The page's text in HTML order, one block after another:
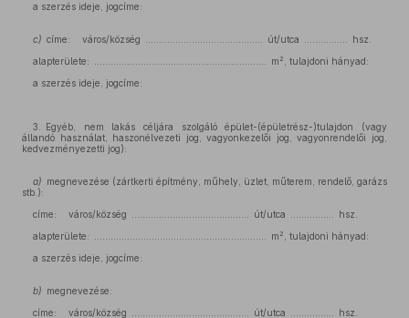
a szerzés ideje, jogcíme:
c) címe: város/község ........................................... út/utca ................ hsz.
alapterülete: ............................................................... m 2
, tulajdoni hányad:
a szerzés ideje, jogcíme:
3. Egyéb, nem lakás céljára szolgáló épület-(épületrész-)tulajdon (vagy
állandó használat, haszonélvezeti jog, vagyonkezelői jog, vagyonrendelői jog,
kedvezményezetti jog):
a) megnevezése (zártkerti építmény, műhely, üzlet, műterem, rendelő, garázs
stb.):
címe: város/község ........................................... út/utca ................ hsz.
alapterülete: ............................................................... m 2
, tulajdoni hányad:
a szerzés ideje, jogcíme:
b) megnevezése:
címe: város/község ........................................... út/utca ................ hsz.